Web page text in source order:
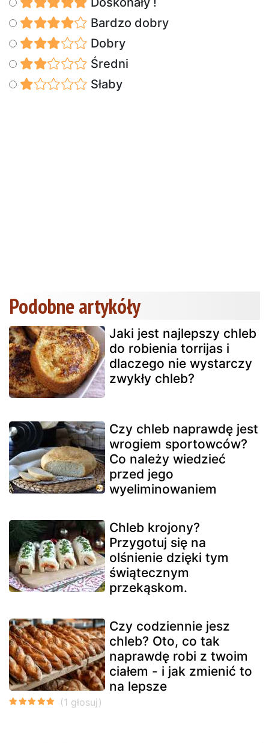
Bardzo dobry
Dobry
Średni
Słaby
Podobne artykóły
Jaki jest najlepszy chleb
do robienia torrijas i
dlaczego nie wystarczy
zwykły chleb?
Czy chleb naprawdę jest
wrogiem sportowców?
Co należy wiedzieć
przed jego
wyeliminowaniem
Chleb krojony?
Przygotuj się na
olśnienie dzięki tym
świątecznym
przekąskom.
Czy codziennie jesz
chleb? Oto, co tak
naprawdę robi z twoim
ciałem - i jak zmienić to
na lepsze